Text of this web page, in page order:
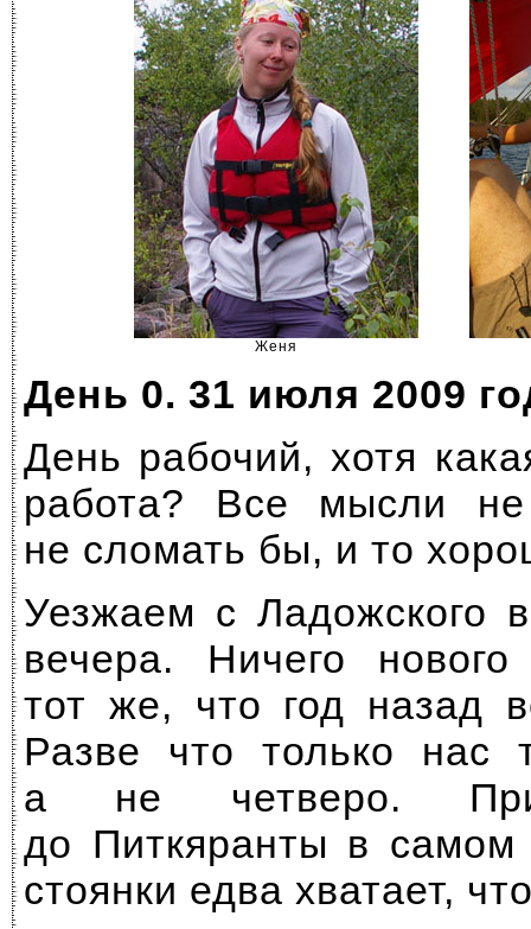
Женя
День 0. 31 июля 2009
День рабочий, хотя
работа? Все мысли
не сломать бы, и то
Уезжаем с Ладожского
вечера. Ничего
тот же, что год назад
Разве что только нас
а не четверо.
до Питкяранты в самом
стоянки едва хватает,